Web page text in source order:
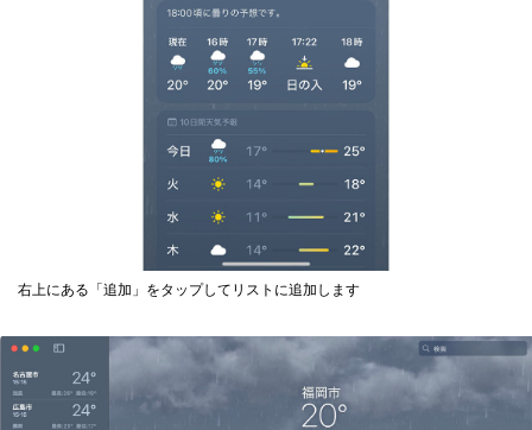
右上にある「追加」をタップしてリストに追加します